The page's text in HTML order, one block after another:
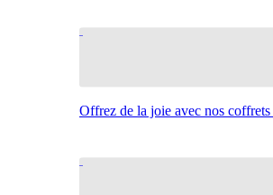
Offrez de la joie avec nos coffrets